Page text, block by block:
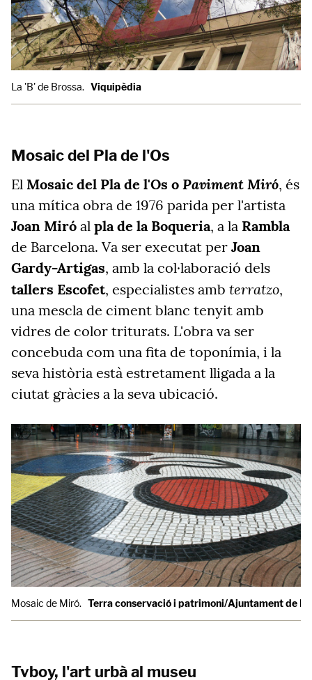
La 'B' de Brossa. Viquipèdia
Mosaic del Pla de l'Os
El Mosaic del Pla de l'Os o Paviment Miró, és
una mítica obra de 1976 parida per l'artista
Joan Miró al pla de la Boqueria, a la Rambla
de Barcelona. Va ser executat per Joan
Gardy-Artigas, amb la col·laboració dels
tallers Escofet, especialistes amb terratzo,
una mescla de ciment blanc tenyit amb
vidres de color triturats. L'obra va ser
concebuda com una fita de toponímia, i la
seva història està estretament lligada a la
ciutat gràcies a la seva ubicació.
Mosaic de Miró. Terra conservació i patrimoni/Ajuntament de
Tvboy, l'art urbà al museu